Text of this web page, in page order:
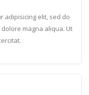
adipisicing elit, sed do
magna aliqua. Ut